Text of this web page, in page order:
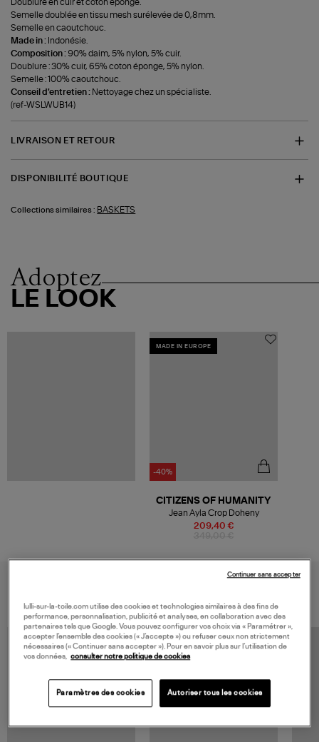
Doublure en cuir et coton éponge.
Semelle doublée en tissu mesh surélevée de 0,8mm.
Semelle en caoutchouc.
Made in : Indonésie.
Composition : 90% daim, 5% nylon, 5% cuir.
Doublure : 30% cuir, 65% coton éponge, 5% nylon.
Semelle : 100% caoutchouc.
Conseil d'entretien : Nettoyage chez un spécialiste.
(ref-WSLWUB14)
LIVRAISON ET RETOUR
DISPONIBILITÉ BOUTIQUE
Collections similaires : BASKETS
Adoptez
LE LOOK
MADE IN EUROPE
-40%
209,40 €
CITIZENS OF HUMANITY
Jean Ayla Crop Doheny
lulli-sur-la-toile.com utilise des cookies et technologies similaires à des fins de
performance, personnalisation, publicité et analyses, en collaboration avec des
partenaires tels que Google. Vous pouvez configurer vos choix via « Paramétrer »,
accepter l’ensemble des cookies (« J’accepte ») ou refuser ceux non strictement
nécessaires (« Continuer sans accepter »). Pour en savoir plus sur l’utilisation de
vos données,
consulter notre politique de cookies
Paramètres des cookies Autoriser tous les cookies
Continuer sans accepter